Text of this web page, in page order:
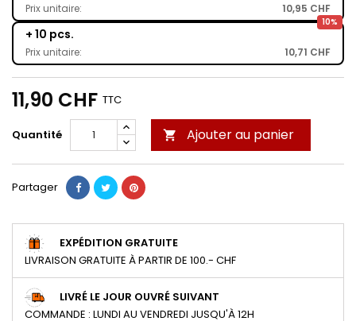
Prix unitaire: 10,95 CHF
10%
+ 10 pcs.
Prix unitaire: 10,71 CHF
11,90 CHF TTC
Quantité  Ajouter au panier
Partager
EXPÉDITION GRATUITE
LIVRAISON GRATUITE À PARTIR DE 100.- CHF
LIVRÉ LE JOUR OUVRÉ SUIVANT
COMMANDE : LUNDI AU VENDREDI JUSQU'À 12H